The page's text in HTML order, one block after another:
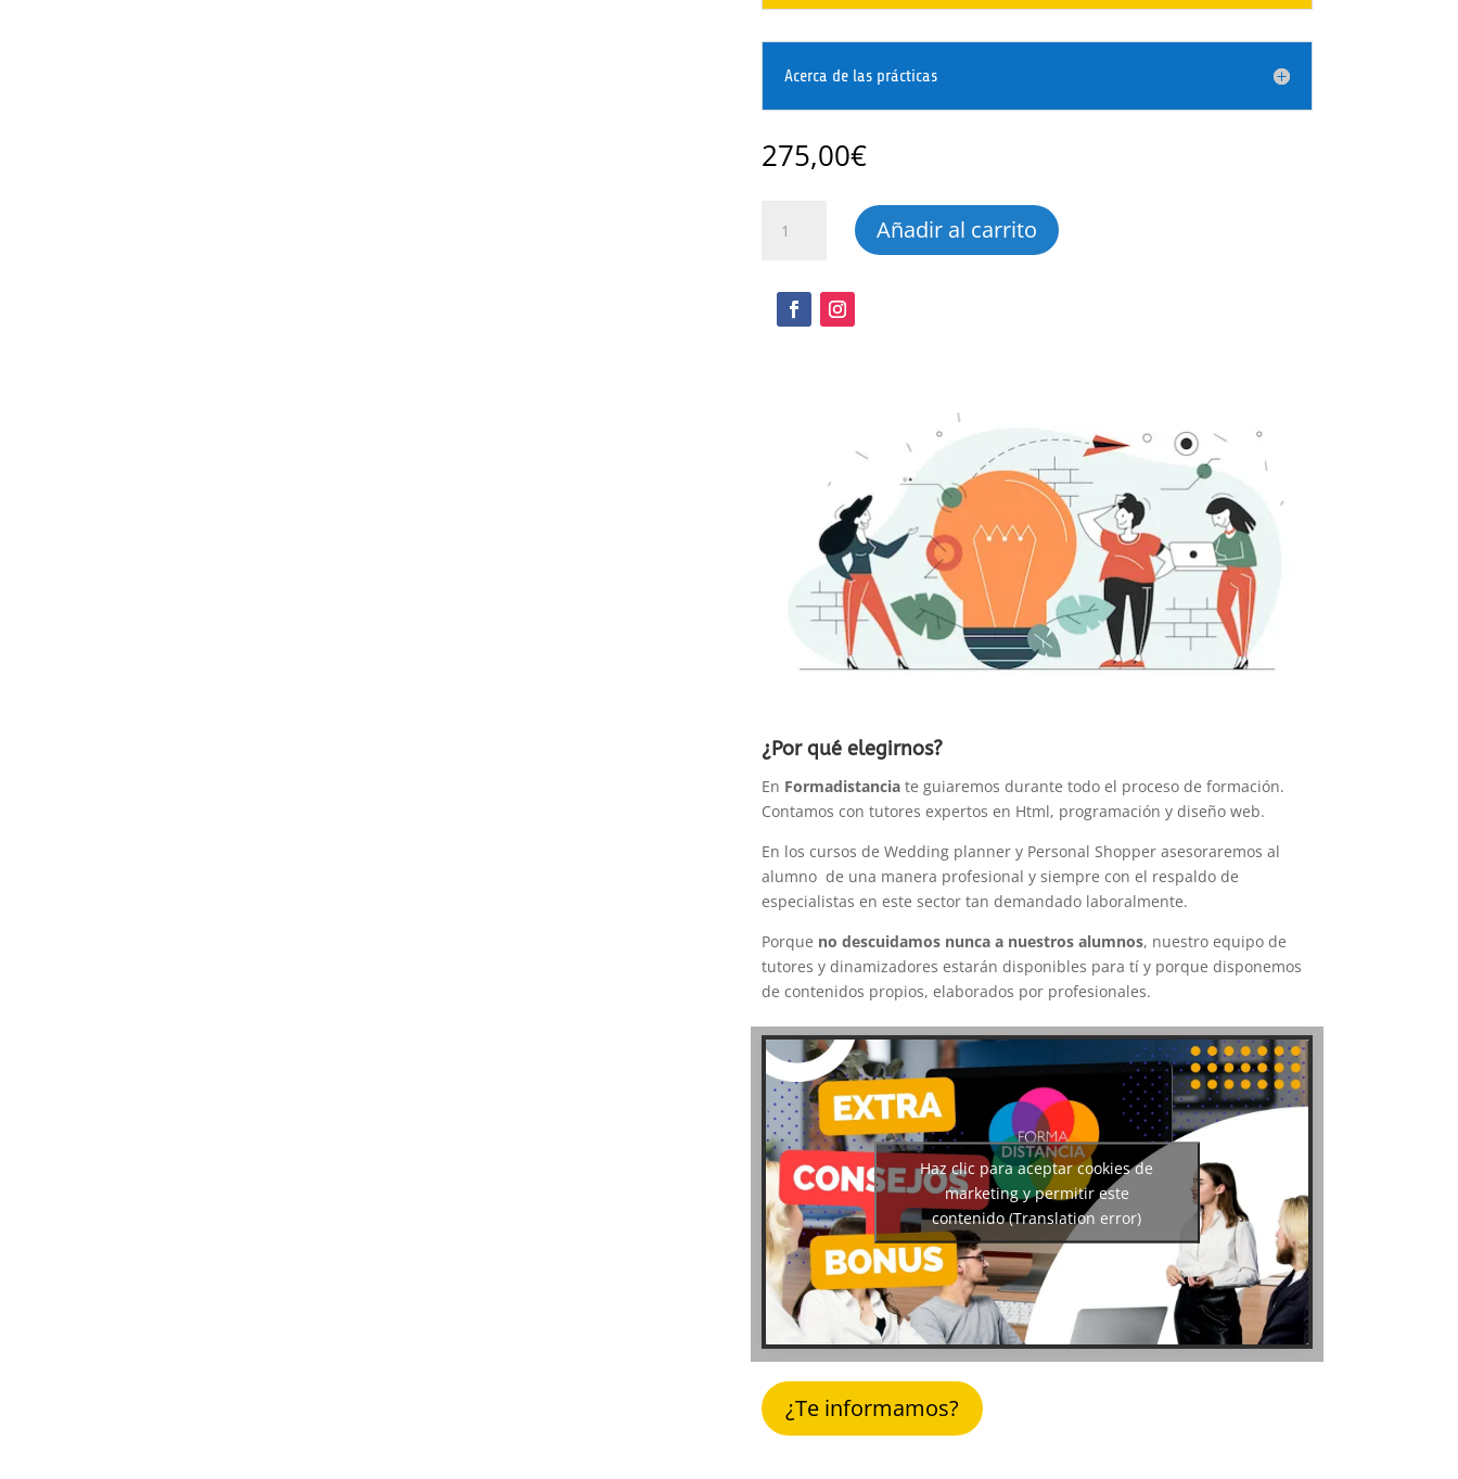
Acerca de las prácticas
275,00€
cantidad
Añadir al carrito
¿Por qué elegirnos?
En Formadistanciate guiaremos durante todo el proceso de formación.
Contamos con tutores expertos en Html, programación y diseño web.
En los cursos de Wedding planner y Personal Shopper asesoraremos al
alumno de una manera profesional y siempre con el respaldo de
especialistas en este sector tan demandado laboralmente.
Porque no descuidamos nunca a nuestros alumnos, nuestro equipo de
tutores y dinamizadores estarán disponibles para tí y porque disponemos
de contenidos propios, elaborados por profesionales.
Haz clic para aceptar cookies de
marketing y permitir este
contenido (Translation error)
¿Te informamos?